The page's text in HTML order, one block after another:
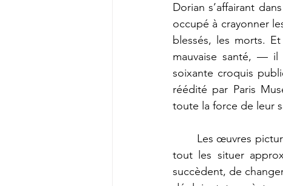
Dorian s’affairant
occupé à crayonner
blessés, les morts.
mauvaise santé, — il
soixante croquis
réédité par Paris
toute la force de leur
tout les situer
succèdent, de